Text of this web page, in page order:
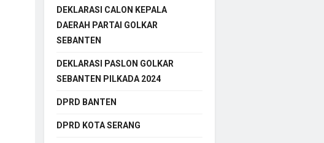
DEKLARASI CALON KEPALA
DAERAH PARTAI GOLKAR
SEBANTEN
DEKLARASI PASLON GOLKAR
SEBANTEN PILKADA 2024
DPRD BANTEN
DPRD KOTA SERANG